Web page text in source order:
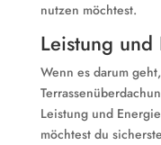
nutzen möchtest.
Leistung
Wenn es darum
Leistung und
möchtest du